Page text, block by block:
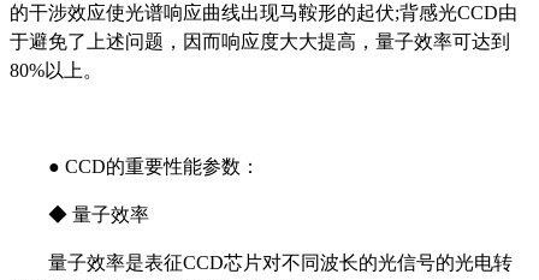
的干涉效应使光谱响应曲线出现马鞍形的起伏;背感光CCD由
于避免了上述问题，因而响应度大大提高，量子效率可达到
80%以上。
● CCD的重要性能参数：
◆ 量子效率
量子效率是表征CCD芯片对不同波长的光信号的光电转